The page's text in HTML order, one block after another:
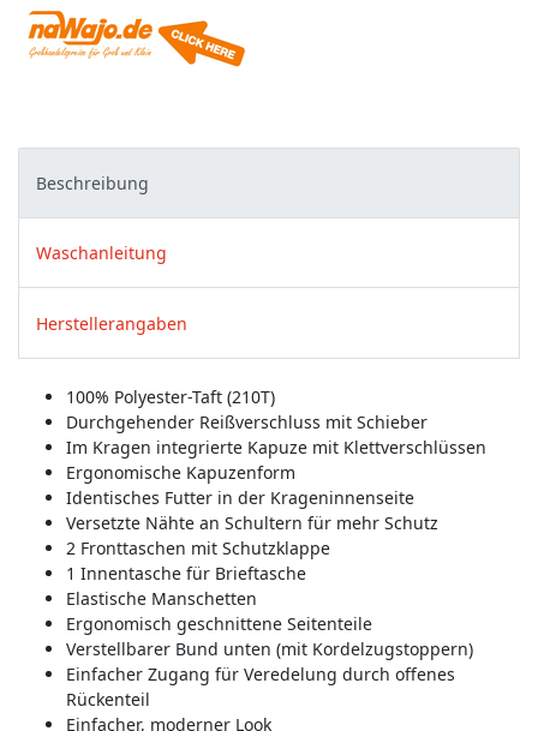
Beschreibung
Waschanleitung
Herstellerangaben
100% Polyester-Taft (210T)
Durchgehender Reißverschluss mit Schieber
Im Kragen integrierte Kapuze mit Klettverschlüssen
Ergonomische Kapuzenform
Identisches Futter in der Krageninnenseite
Versetzte Nähte an Schultern für mehr Schutz
2 Fronttaschen mit Schutzklappe
1 Innentasche für Brieftasche
Elastische Manschetten
Ergonomisch geschnittene Seitenteile
Verstellbarer Bund unten (mit Kordelzugstoppern)
Einfacher Zugang für Veredelung durch offenes
Rückenteil
Einfacher, moderner Look